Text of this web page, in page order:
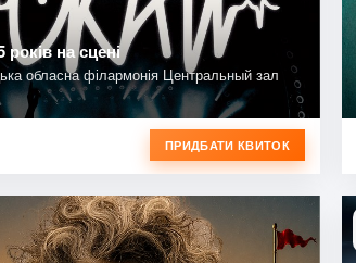
на сцені
обласна філармонія Центральный зал
ПРИДБАТИ КВИТОК